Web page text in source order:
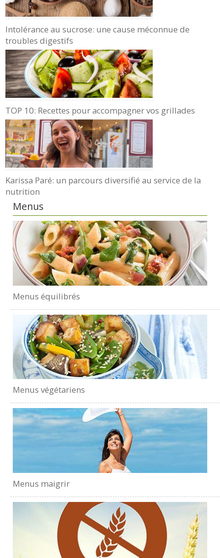
Intolérance au sucrose: une cause méconnue de
troubles digestifs
TOP 10: Recettes pour accompagner vos grillades
Karissa Paré: un parcours diversifié au service de la
nutrition
Menus
Menus équilibrés
Menus végétariens
Menus maigrir